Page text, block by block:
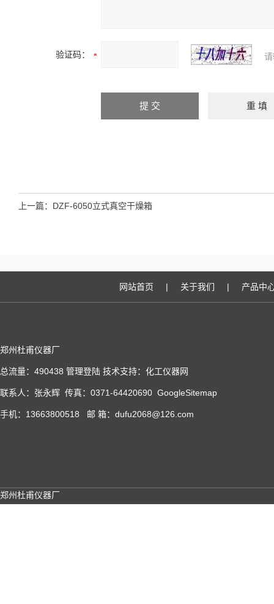
验证码：
上一篇： DZF-6050立式真空干燥箱
网站首页 | 关于我们 | 产品中
郑州杜甫仪器厂
总流量：490438 管理登陆 技术支持： 化工仪器网
联系人：张永辉 传真：0371-64420690 GoogleSitemap
手机：13663800518 邮 箱：dufu2068@126.com
郑州杜甫仪器厂